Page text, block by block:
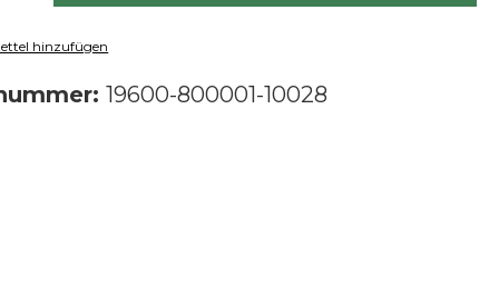
hinzufügen
19600-800001-10028